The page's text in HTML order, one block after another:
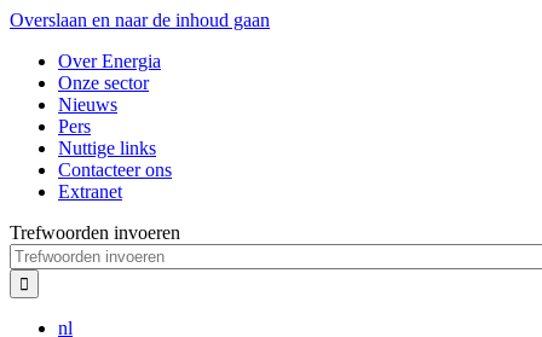
Overslaan en naar de inhoud gaan
Over Energia
Onze sector
Nieuws
Pers
Nuttige links
Contacteer ons
Extranet
Trefwoorden invoeren
nl